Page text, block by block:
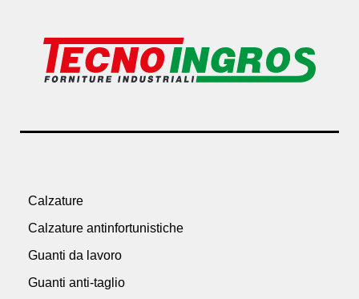
Calzature
Calzature antinfortunistiche
Guanti da lavoro
Guanti anti-taglio